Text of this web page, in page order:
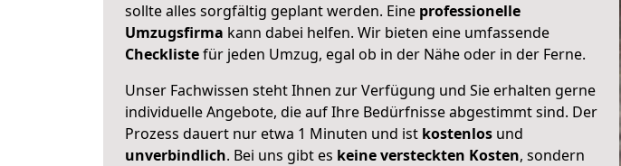
sollte alles sorgfältig geplant werden. Eine professionelle
Umzugsfirma kann dabei helfen. Wir bieten eine umfassende
Checklistefür jeden Umzug, egal ob in der Nähe oder in der Ferne.
Unser Fachwissen steht Ihnen zur Verfügung und Sie erhalten gerne
individuelle Angebote, die auf Ihre Bedürfnisse abgestimmt sind. Der
Prozess dauert nur etwa 1 Minuten und ist kostenlos und
unverbindlich. Bei uns gibt es keine versteckten Kosten, sondern